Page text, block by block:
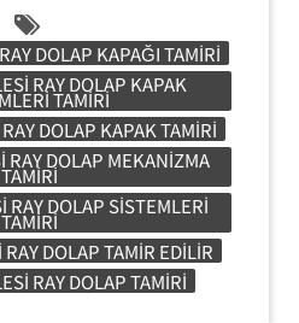
DOLAP KAPAĞI TAMIRI
RAY DOLAP KAPAK
TAMIRI
DOLAP KAPAK TAMIRI
RAY DOLAP MEKANIZMA
TAMIRI
RAY DOLAP SISTEMLERI
TAMIRI
DOLAP TAMIR EDILIR
RAY DOLAP TAMIRI